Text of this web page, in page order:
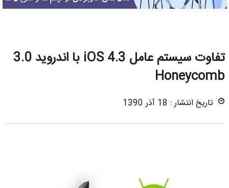
تفاوت سیستم عامل iOS 4.3 با اندروید 3.0
Honeycomb
تاریخ انتشار : 18 آذر 1390